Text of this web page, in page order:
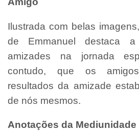
Ilustrada com belas
de Emmanuel destaca a
amizades na jornada
contudo, que os
resultados da amizade
de nós mesmos.
Anotações da Mediunidade